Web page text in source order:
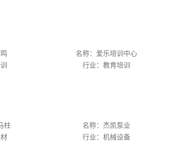
名称：爱乐培训中心
行业：教育培训
柱
名称：杰凯泵业
行业：机械设备